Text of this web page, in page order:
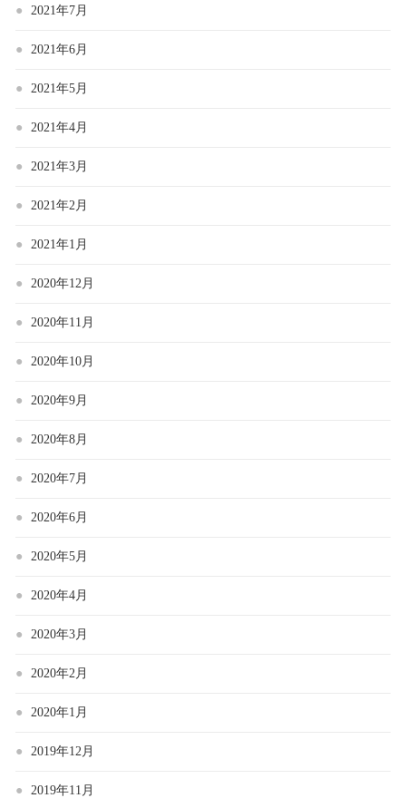
2021年7月
2021年6月
2021年5月
2021年4月
2021年3月
2021年2月
2021年1月
2020年12月
2020年11月
2020年10月
2020年9月
2020年8月
2020年7月
2020年6月
2020年5月
2020年4月
2020年3月
2020年2月
2020年1月
2019年12月
2019年11月